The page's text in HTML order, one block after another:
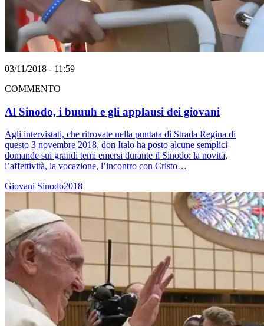
03/11/2018 - 11:59
COMMENTO
Al Sinodo, i buuuh e gli applausi dei giovani
Agli intervistati, che ritrovate nella puntata di Strada Regina di
questo 3 novembre 2018, don Italo ha posto alcune semplici
domande sui grandi temi emersi durante il Sinodo: la novità,
l’affettività, la vocazione, l’incontro con Cristo…
Giovani Sinodo2018